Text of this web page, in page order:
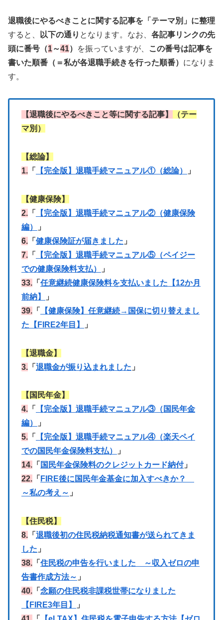
退職後にやるべきことに関する記事を「テーマ別」に整理
すると、
以下の通り となります。なお、 各記事リンクの先
頭に番号（1～41） を振っていますが、
この番号は記事を
書いた順番（＝私が各退職手続きを行った順番） になりま
す。
【退職後にやるべきこと等に関する記事】
（テー
マ別）
【総論】
1. 「 【完全版】退職手続マニュアル①（総論） 」
【健康保険】
2. 「
【完全版】退職手続マニュアル②（健康保険
編）
」
6. 「 健康保険証が届きました 」
7. 「
【完全版】退職手続マニュアル⑤（ペイジー
での健康保険料支払）
」
33. 「 任意継続健康保険料を支払いました【12か月
前納】
」
39. 「
【健康保険】任意継続→国保に切り替えまし
た【FIRE2年目】
」
【退職金】
3. 「 退職金が振り込まれました 」
【国民年金】
4. 「
【完全版】退職手続マニュアル③（国民年金
編）
」
5. 「
【完全版】退職手続マニュアル④（楽天ペイ
での国民年金保険料支払）
」
14. 「 国民年金保険料のクレジットカード納付」
22. 「 FIRE後に国民年金基金に加入すべきか？
～私の考え～ 」
【住民税】
8. 「 退職後初の住民税納税通知書が送られてきま
した 」
38. 「 住民税の申告を行いました ～収入ゼロの申
告書作成方法～ 」
40. 「 念願の住民税非課税世帯になりました
【FIRE3年目】
」